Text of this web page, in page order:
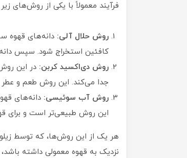
فرآیند معمولاً با یکی از روش‌های
روش حلال آلی: دانه‌های قهوه
کافئین استخراج شود. سپس
روش دی‌اکسید کربن: در این
جدا می‌کند. این روش طعم و عطر
روش آب سوئیسی: دانه‌های
این روش طبیعی‌تر است و برای
هر یک از این روش‌ها، که توسط
نزدیک به قهوه معمولی داشته